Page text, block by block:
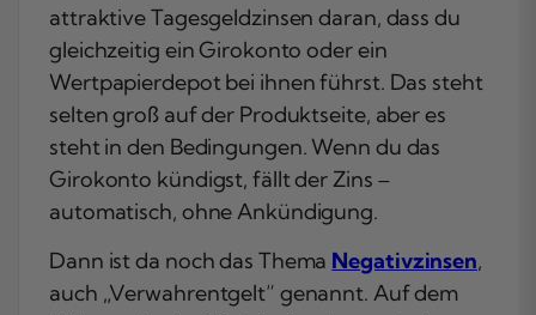
attraktive Tagesgeldzinsen daran, dass du
gleichzeitig ein Girokonto oder ein
Wertpapierdepot bei ihnen führst. Das steht
selten groß auf der Produktseite, aber es
steht in den Bedingungen. Wenn du das
Girokonto kündigst, fällt der Zins –
automatisch, ohne Ankündigung.
Dann ist da noch das Thema Negativzinsen,
auch „Verwahrentgelt“ genannt. Auf dem